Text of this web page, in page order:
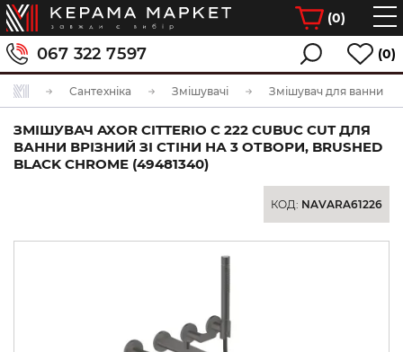
(0)
067 322 7597 (0)
Сантехніка Змішувачі Змішувач для ванни
ЗМІШУВАЧ AXOR CITTERIO C 222 CUBUC CUT ДЛЯ
ВАННИ ВРІЗНИЙ ЗІ СТІНИ НА 3 ОТВОРИ, BRUSHED
BLACK CHROME (49481340)
КОД: NAVARA61226